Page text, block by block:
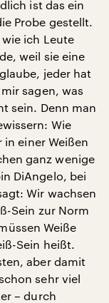
ist das ein
Probe gestellt.
ich Leute
weil sie eine
jeder hat
sagen, was
sein. Denn man
Wie
in einer Weißen
ganz wenige
DiAngelo, bei
Wir wachsen
Sein zur Norm
Weiße
Sein heißt.
aber damit
sehr viel
– durch